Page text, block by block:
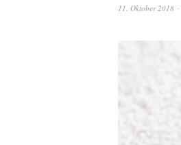
11. Oktober 2018